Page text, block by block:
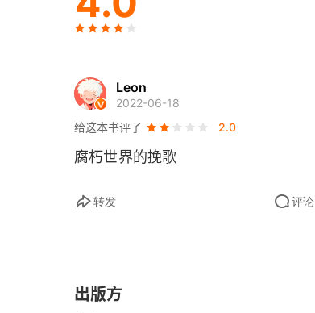
Leon
2022-06-18
给这本书评了
2.0
腐朽世界的挽歌
转发 评论
出版方